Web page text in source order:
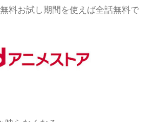
料お試し期間を使えば全話無料で